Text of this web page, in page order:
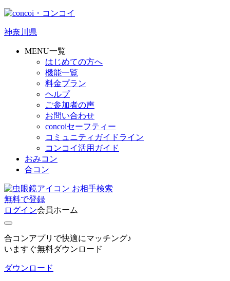
神奈川県
MENU一覧
はじめての方へ
機能一覧
料金プラン
ヘルプ
ご参加者の声
お問い合わせ
concoiセーフティー
コミュニティガイドライン
コンコイ活用ガイド
おみコン
合コン
お相手検索
無料で登録
ログイン会員ホーム
合コンアプリで快適にマッチング♪
いますぐ無料ダウンロード
ダウンロード